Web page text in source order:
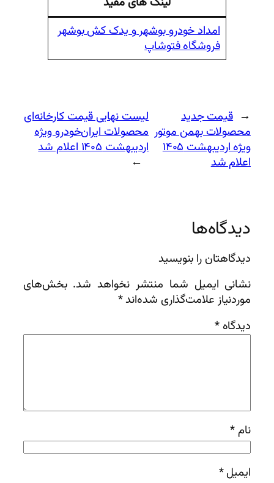
ل
ح
ص
و
ل
امداد خودرو بوشهر و یدک کش بوشهر
فروشگاه فتوشاپ
← قیمت جدید
محصولات بهمن موتور
ویژه اردیبهشت ۱۴۰۵
اعلام شد
لیست نهایی قیمت کارخانه‌ای
محصولات ایران‌خودرو ویژه
اردیبهشت ۱۴۰۵ اعلام شد
→
دیدگاه‌ها
دیدگاهتان را بنویسید
نشانی ایمیل شما منتشر نخواهد شد. بخش‌های
موردنیاز علامت‌گذاری شده‌اند*
دیدگاه*
نام*
ایمیل*